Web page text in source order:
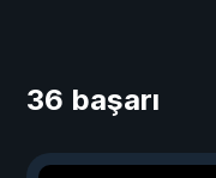
36 başarı